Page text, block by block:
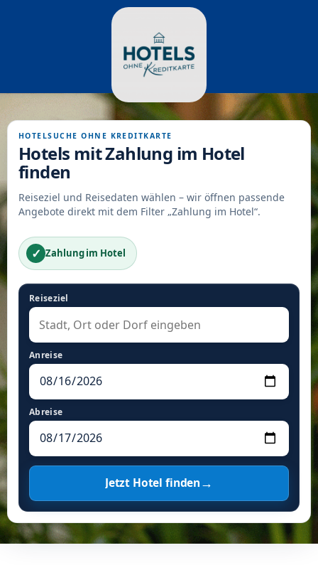
HOTELSUCHE OHNE KREDITKARTE
Hotels mit Zahlung im Hotel
finden
Reiseziel und Reisedaten wählen – wir öffnen passende
Angebote direkt mit dem Filter „Zahlung im Hotel“.
✓ Zahlung im Hotel
Reiseziel
Anreise
Abreise
Jetzt Hotel finden→